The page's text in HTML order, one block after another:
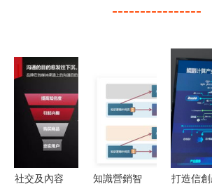
----------------
社交及內容
知識營銷智
打造信創